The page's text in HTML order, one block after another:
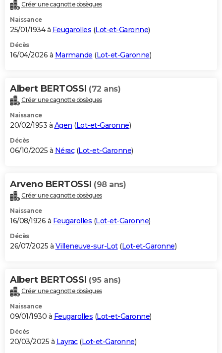
Destinations
City break
Voyage nature
Voyage de noces
Forum
Climat
+PHOTO
GUIDES D'ACHAT
BONS PLANS
Carte de Noël
Carte Bonne année
Carte Saint-Valentin
Carte Pâques
Carte d'anniversaire
DICTIONNAIRE
Dictionnaire
Biographies
Citations
Expressions
Proverbes
PROGRAMME TV
S'inscrire
Se connecter
Lycées
Collèges
Primaires
Universités
Entreprises
Service militaire
Avis de recherche
AVIS DE DÉCÈS
Bricolage
Lifestyle
Culture
Sport
Auto
Television
Voyage
Cinema
Créer une cagnotte obsèques
Naissance
25/01/1934 à Feugarolles (Lot-et-Garonne)
Décès
16/04/2026 à Marmande (Lot-et-Garonne)
Albert BERTOSSI (72 ans)
Créer une cagnotte obsèques
Naissance
20/02/1953 à Agen (Lot-et-Garonne)
Décès
06/10/2025 à Nérac(Lot-et-Garonne)
Arveno BERTOSSI (98 ans)
Créer une cagnotte obsèques
Naissance
16/08/1926 à Feugarolles (Lot-et-Garonne)
Décès
26/07/2025 à Villeneuve-sur-Lot(Lot-et-Garonne)
Albert BERTOSSI (95 ans)
Créer une cagnotte obsèques
Naissance
09/01/1930 à Feugarolles (Lot-et-Garonne)
Décès
20/03/2025 à Layrac(Lot-et-Garonne)